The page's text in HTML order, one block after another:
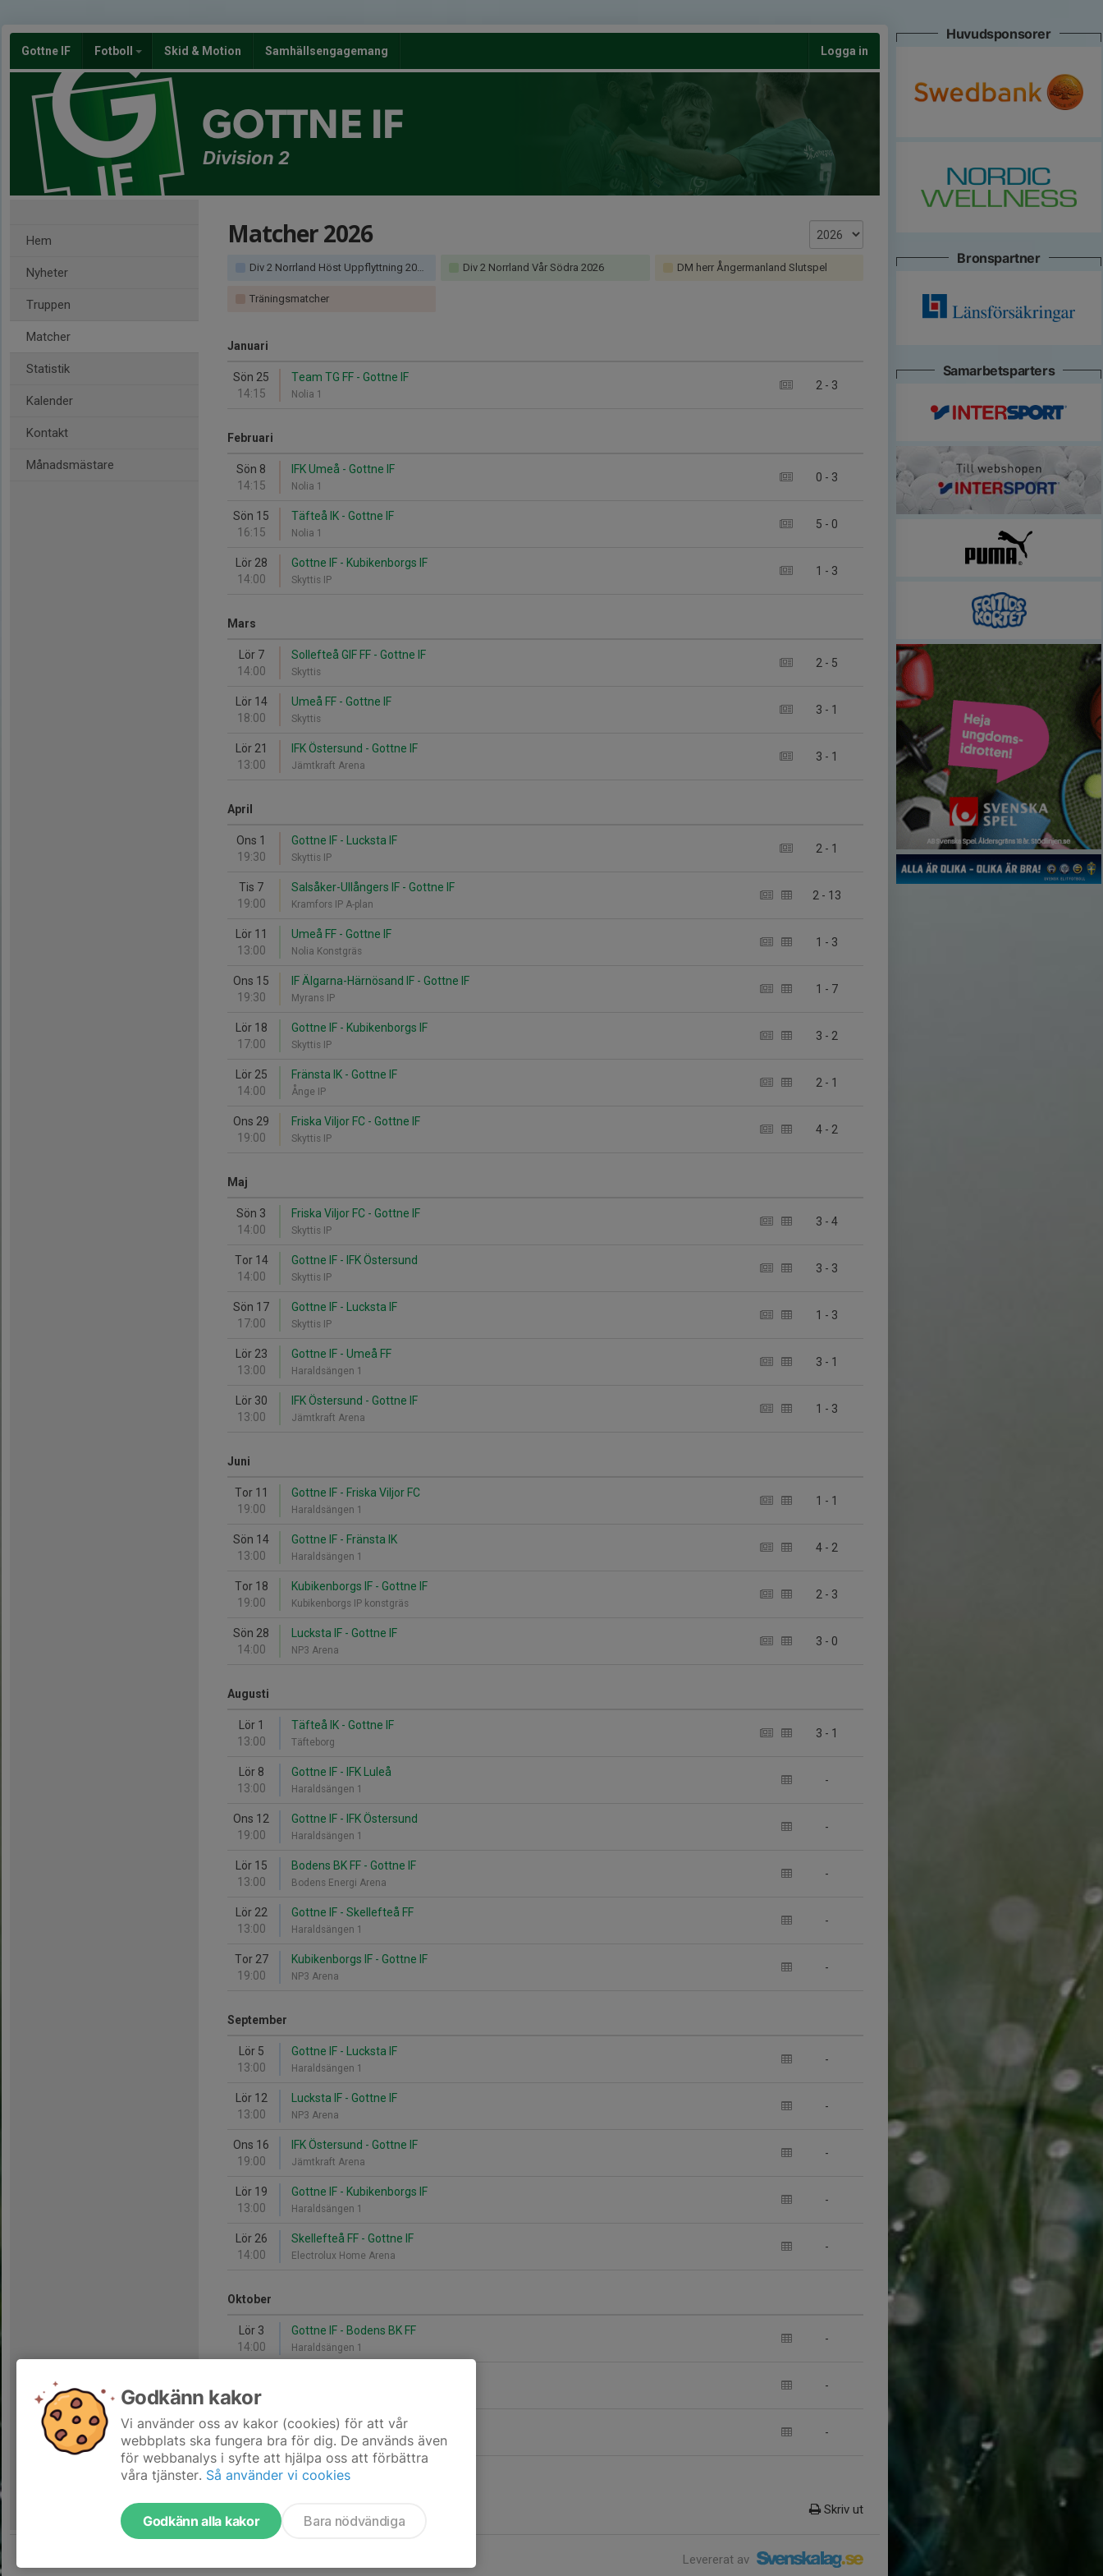
Gottne IF Fotboll Skid & Motion Samhällsengagemang Logga in
GOTTNE IF
Division 2
Hem
Nyheter
Truppen
Matcher
Statistik
Kalender
Kontakt
Månadsmästare
Matcher 2026
Div 2 Norrland Höst Uppflyttning 2026 Div 2 Norrland Vår Södra 2026 DM herr Ångermanland Slutspel
Träningsmatcher
Januari
Sön 25
14:15
2 - 3
Team TG FF - Gottne IF
Nolia 1
Februari
Sön 8
14:15
0 - 3
IFK Umeå - Gottne IF
Nolia 1
Sön 15
16:15
5 - 0
Täfteå IK - Gottne IF
Nolia 1
Lör 28
14:00
1 - 3
Gottne IF - Kubikenborgs IF
Skyttis IP
Mars
Lör 7
14:00
2 - 5
Sollefteå GIF FF - Gottne IF
Skyttis
Lör 14
18:00
3 - 1
Umeå FF - Gottne IF
Skyttis
Lör 21
13:00
3 - 1
IFK Östersund - Gottne IF
Jämtkraft Arena
April
Ons 1
19:30
2 - 1
Gottne IF - Lucksta IF
Skyttis IP
Tis 7
19:00
2 - 13
Salsåker-Ullångers IF - Gottne IF
Kramfors IP A-plan
Lör 11
13:00
1 - 3
Umeå FF - Gottne IF
Nolia Konstgräs
Ons 15
19:30
1 - 7
IF Älgarna-Härnösand IF - Gottne IF
Myrans IP
Lör 18
17:00
3 - 2
Gottne IF - Kubikenborgs IF
Skyttis IP
Lör 25
14:00
2 - 1
Fränsta IK - Gottne IF
Ånge IP
Ons 29
19:00
4 - 2
Friska Viljor FC - Gottne IF
Skyttis IP
Maj
Sön 3
14:00
3 - 4
Friska Viljor FC - Gottne IF
Skyttis IP
Tor 14
14:00
3 - 3
Gottne IF - IFK Östersund
Skyttis IP
Sön 17
17:00
1 - 3
Gottne IF - Lucksta IF
Skyttis IP
Lör 23
13:00
3 - 1
Gottne IF - Umeå FF
Haraldsängen 1
Lör 30
13:00
1 - 3
IFK Östersund - Gottne IF
Jämtkraft Arena
Juni
Tor 11
19:00
1 - 1
Gottne IF - Friska Viljor FC
Haraldsängen 1
Sön 14
13:00
4 - 2
Gottne IF - Fränsta IK
Haraldsängen 1
Tor 18
19:00
2 - 3
Kubikenborgs IF - Gottne IF
Kubikenborgs IP konstgräs
Sön 28
14:00
3 - 0
Lucksta IF - Gottne IF
NP3 Arena
Augusti
Lör 1
13:00
3 - 1
Täfteå IK - Gottne IF
Täfteborg
Lör 8
13:00
-
Gottne IF - IFK Luleå
Haraldsängen 1
Ons 12
19:00
-
Gottne IF - IFK Östersund
Haraldsängen 1
Lör 15
13:00
-
Bodens BK FF - Gottne IF
Bodens Energi Arena
Lör 22
13:00
-
Gottne IF - Skellefteå FF
Haraldsängen 1
Tor 27
19:00
-
Kubikenborgs IF - Gottne IF
NP3 Arena
September
Lör 5
13:00
-
Gottne IF - Lucksta IF
Haraldsängen 1
Lör 12
13:00
-
Lucksta IF - Gottne IF
NP3 Arena
Ons 16
19:00
-
IFK Östersund - Gottne IF
Jämtkraft Arena
Lör 19
13:00
-
Gottne IF - Kubikenborgs IF
Haraldsängen 1
Lör 26
14:00
-
Skellefteå FF - Gottne IF
Electrolux Home Arena
Oktober
Lör 3
14:00
-
Gottne IF - Bodens BK FF
Haraldsängen 1
13:00
-
Lör 17
15:00
-
Gottne IF - Täfteå IK
Haraldsängen 1
Skriv ut
Levererat av
Huvudsponsorer
Bronspartner
Samarbetsparters
Godkänn kakor
Vi använder oss av kakor (cookies) för att vår
webbplats ska fungera bra för dig. De används även
för webbanalys i syfte att hjälpa oss att förbättra
våra tjänster. Så använder vi cookies
Godkänn alla kakor Bara nödvändiga